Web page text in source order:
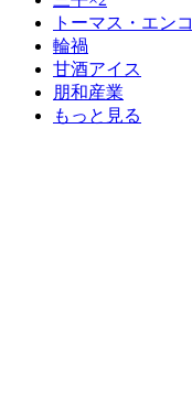
トーマス・エンコ
輪禍
甘酒アイス
朋和産業
もっと見る